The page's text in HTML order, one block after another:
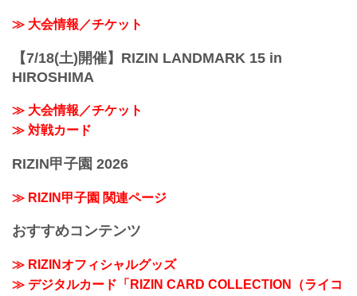
≫ 大会情報／チケット
【7/18(土)開催】RIZIN LANDMARK 15 in
HIROSHIMA
≫ 大会情報／チケット
≫ 対戦カード
RIZIN甲子園 2026
≫ RIZIN甲子園 関連ページ
おすすめコンテンツ
≫ RIZINオフィシャルグッズ
≫ デジタルカード「RIZIN CARD COLLECTION（ライコ